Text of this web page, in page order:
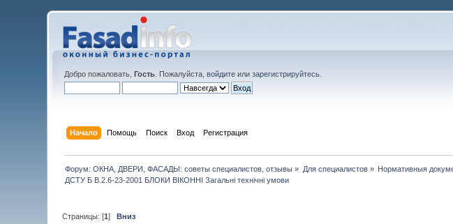
Добро пожаловать,Гость . Пожалуйста,войдите илизарегистрируйтесь
Начало Помощь Поиск Вход Регистрация
Форум: ОКНА, ДВЕРИ, ФАСАДЫ: советы специалистов, отзывы » Для специалистов» Нормативныя
ДСТУ Б В.2.6-23-2001 БЛОКИ ВІКОННІ Загальні технічні умови
Страницы: [1]Вниз